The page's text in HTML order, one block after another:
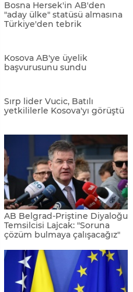
Vucic, ulusa seslendi
müzakereleri durdurma
tehdidi
Kosova, uzun sürmesi
beklenen AB adaylığı
serüvenine başlıyor